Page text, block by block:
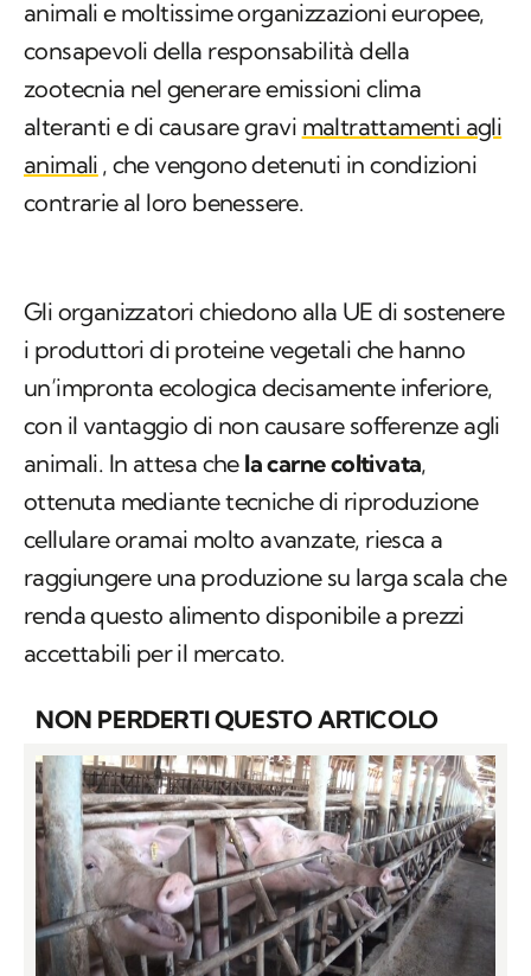
animali e moltissime organizzazioni europee,
consapevoli della responsabilità della
zootecnia nel generare emissioni clima
alteranti e di causare gravi maltrattamenti agli
animali , che vengono detenuti in condizioni
contrarie al loro benessere.
Gli organizzatori chiedono alla UE di sostenere
i produttori di proteine vegetali che hanno
un’impronta ecologica decisamente inferiore,
con il vantaggio di non causare sofferenze agli
animali. In attesa che la carne coltivata,
ottenuta mediante tecniche di riproduzione
cellulare oramai molto avanzate, riesca a
raggiungere una produzione su larga scala che
renda questo alimento disponibile a prezzi
accettabili per il mercato.
NON PERDERTI QUESTO ARTICOLO